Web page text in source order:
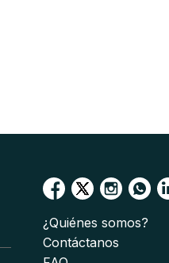
¿Quiénes somos?
Contáctanos